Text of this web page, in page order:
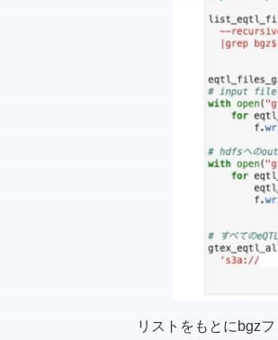
リストをもとにbgz